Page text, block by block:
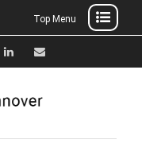
Top Menu
Linkedin
E-